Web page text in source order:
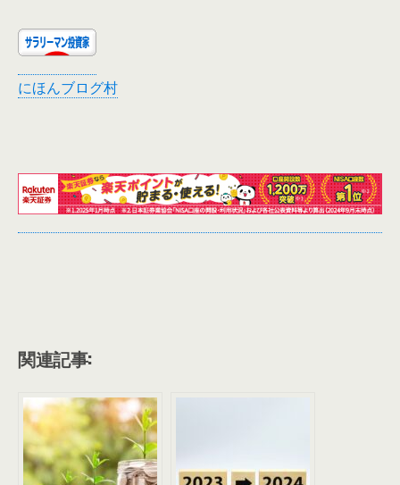
にほんブログ村
関連記事: